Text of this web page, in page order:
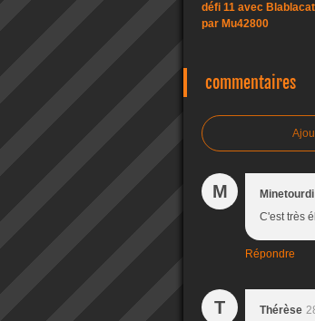
défi 11 avec Blablacat
par Mu42800
commentaires
M Minetourdi
C'est très
Répondre
T Thérèse